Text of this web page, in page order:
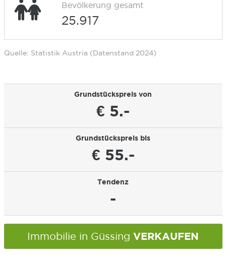
Bevölkerung gesamt
25.917
Quelle: Statistik Austria (Datenstand 2024)
Grundstückspreis von
€ 5.-
Grundstückspreis bis
€ 55.-
Tendenz
-
Immobilie in Güssing VERKAUFEN